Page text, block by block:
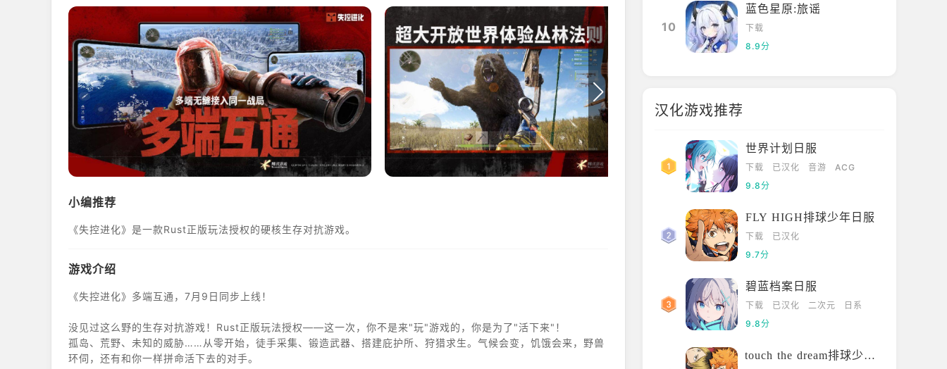
小编推荐
《失控进化》是一款Rust正版玩法授权的硬核生存对抗游戏。
游戏介绍
《失控进化》多端互通，7月9日同步上线！
没见过这么野的生存对抗游戏！Rust正版玩法授权——这一次，你不是来"玩"游戏的，你是为了"活下来"！
孤岛、荒野、未知的威胁……从零开始，徒手采集、锻造武器、搭建庇护所、狩猎求生。气候会变，饥饿会来，野兽
环伺，还有和你一样拼命活下去的对手。
10
蓝色星原:旅谣
下载
8.9分
汉化游戏推荐
世界计划日服
下载 已汉化 音游
ACG
9.8分
FLY HIGH排球少年日服
下载
已汉化
9.7分
碧蓝档案日服
下载 已汉化 二次元
日系
9.8分
touch the dream排球少年韩服